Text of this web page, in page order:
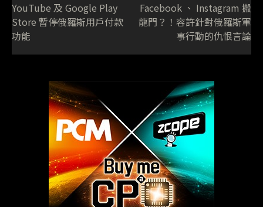
YouTube 及 Google Play
Store 暫停俄羅斯用戶付款
功能
Facebook 、 Instagram 搬
龍門？！容許針對俄羅斯軍
事行動的仇恨言論